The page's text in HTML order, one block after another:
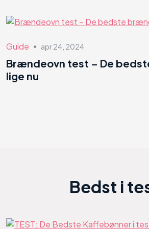
Guide ● apr 24, 2024
Brændeovn test – De
lige nu
Bedst i